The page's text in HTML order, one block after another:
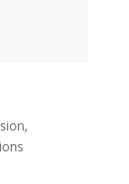
,